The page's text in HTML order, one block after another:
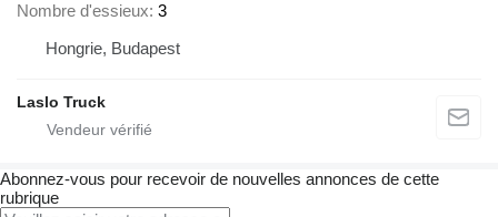
Nombre d'essieux 3
Hongrie, Budapest
Laslo Truck
Abonnez-vous pour recevoir de nouvelles annonces de cette
rubrique